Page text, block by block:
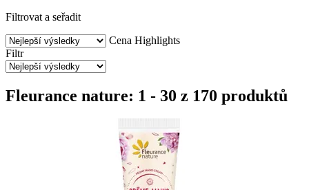
Filtrovat a seřadit
Cena Highlights
Filtr
Fleurance nature: 1 - 30 z 170 produktů